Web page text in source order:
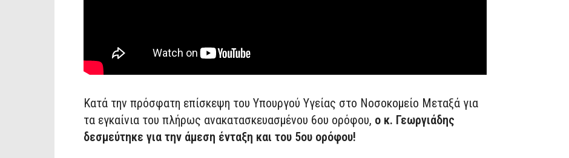
Κατά την πρόσφατη επίσκεψη του Υπουργού Υγείας στο Νοσοκομείο Μεταξά για
τα εγκαίνια του πλήρως ανακατασκευασμένου 6ου ορόφου, ο κ. Γεωργιάδης
δεσμεύτηκε για την άμεση ένταξη και του 5ου ορόφου!